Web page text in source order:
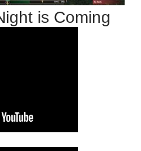
is Coming